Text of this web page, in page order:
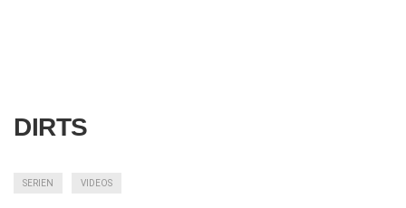
DIRTS
SERIEN VIDEOS